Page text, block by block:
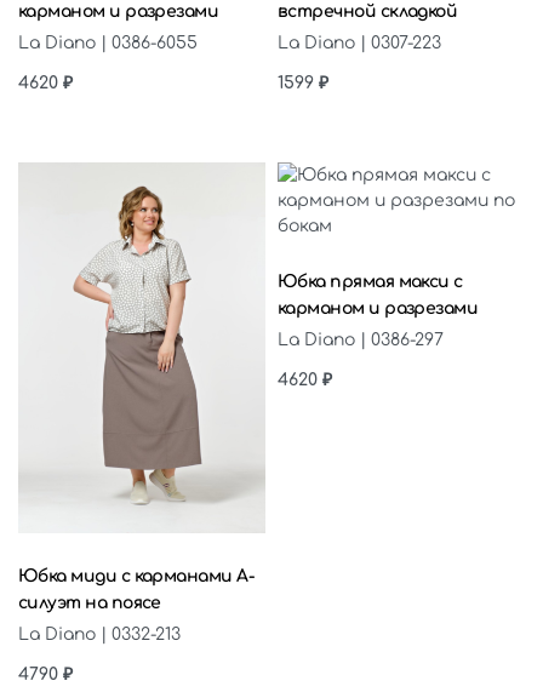
карманом и разрезами
La Diano | 0386-6055
4620 ₽
встречной складкой
La Diano | 0307-223
1599 ₽
Юбка миди с карманами А-
силуэт на поясе
La Diano | 0332-213
4790 ₽
Юбка прямая макси с
карманом и разрезами
La Diano | 0386-297
4620 ₽